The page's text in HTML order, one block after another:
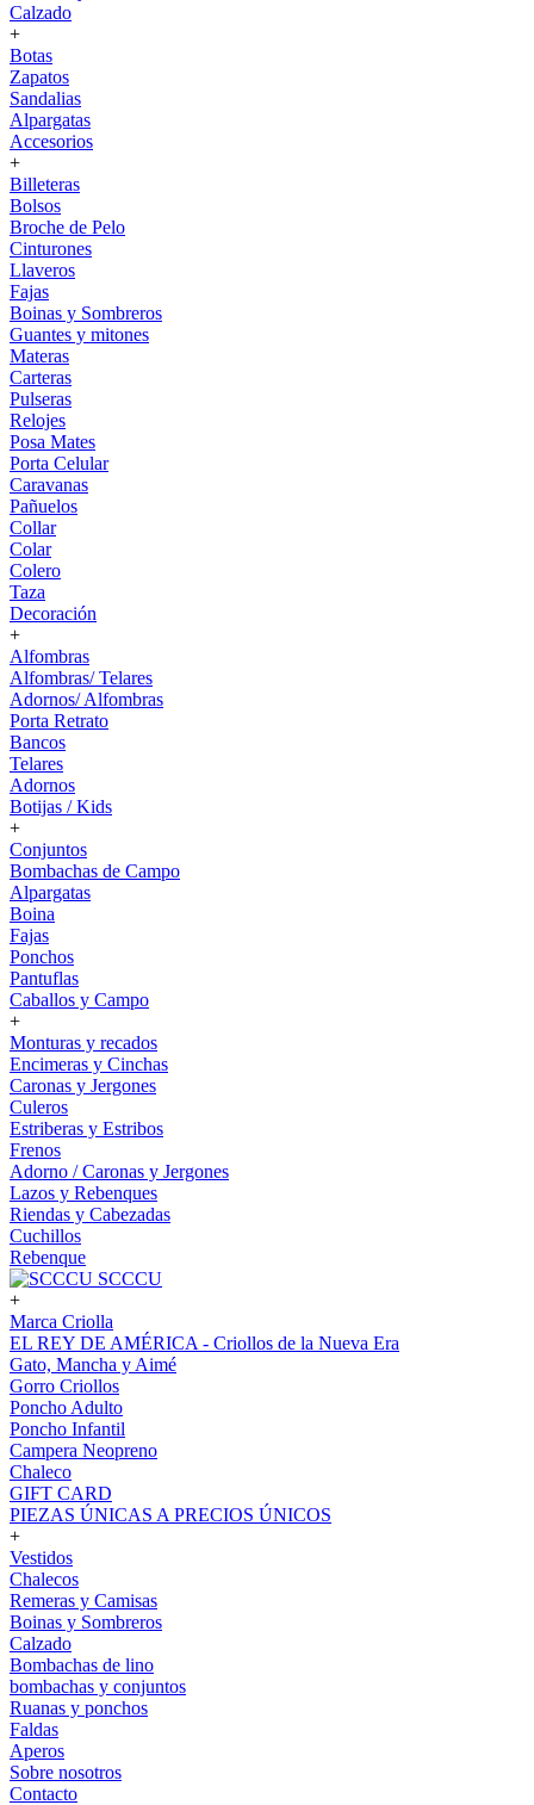
Calzado
+
Botas
Zapatos
Sandalias
Alpargatas
Accesorios
+
Billeteras
Bolsos
Broche de Pelo
Cinturones
Llaveros
Fajas
Boinas y Sombreros
Guantes y mitones
Materas
Carteras
Pulseras
Relojes
Posa Mates
Porta Celular
Caravanas
Pañuelos
Collar
Colar
Colero
Taza
Decoración
+
Alfombras
Alfombras/ Telares
Adornos/ Alfombras
Porta Retrato
Bancos
Telares
Adornos
Botijas / Kids
+
Conjuntos
Bombachas de Campo
Alpargatas
Boina
Fajas
Ponchos
Pantuflas
Caballos y Campo
+
Monturas y recados
Encimeras y Cinchas
Caronas y Jergones
Culeros
Estriberas y Estribos
Frenos
Adorno / Caronas y Jergones
Lazos y Rebenques
Riendas y Cabezadas
Cuchillos
Rebenque
SCCCU
+
Marca Criolla
EL REY DE AMÉRICA - Criollos de la Nueva Era
Gato, Mancha y Aimé
Gorro Criollos
Poncho Adulto
Poncho Infantil
Campera Neopreno
Chaleco
GIFT CARD
PIEZAS ÚNICAS A PRECIOS ÚNICOS
+
Vestidos
Chalecos
Remeras y Camisas
Boinas y Sombreros
Calzado
Bombachas de lino
bombachas y conjuntos
Ruanas y ponchos
Faldas
Aperos
Sobre nosotros
Contacto